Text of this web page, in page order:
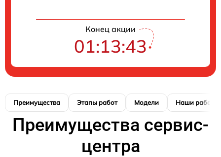
Конец акции
01:13:42
Преимущества Этапы работ Модели Наши работы
Преимущества сервис-
центра